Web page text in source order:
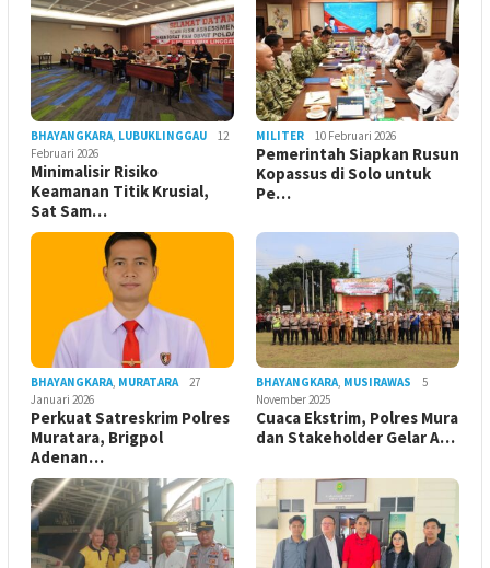
BHAYANGKARA LUBUKLINGGAU
12
Februari 2026
Minimalisir Risiko
Keamanan Titik Krusial,
Sat Sam…
MILITER 10 Februari 2026
Pemerintah Siapkan Rusun
Kopassus di Solo untuk
Pe…
BHAYANGKARA MURATARA
27
Januari 2026
Perkuat Satreskrim Polres
Muratara, Brigpol
Adenan…
BHAYANGKARA MUSIRAWAS
5
November 2025
Cuaca Ekstrim, Polres Mura
dan Stakeholder Gelar A…